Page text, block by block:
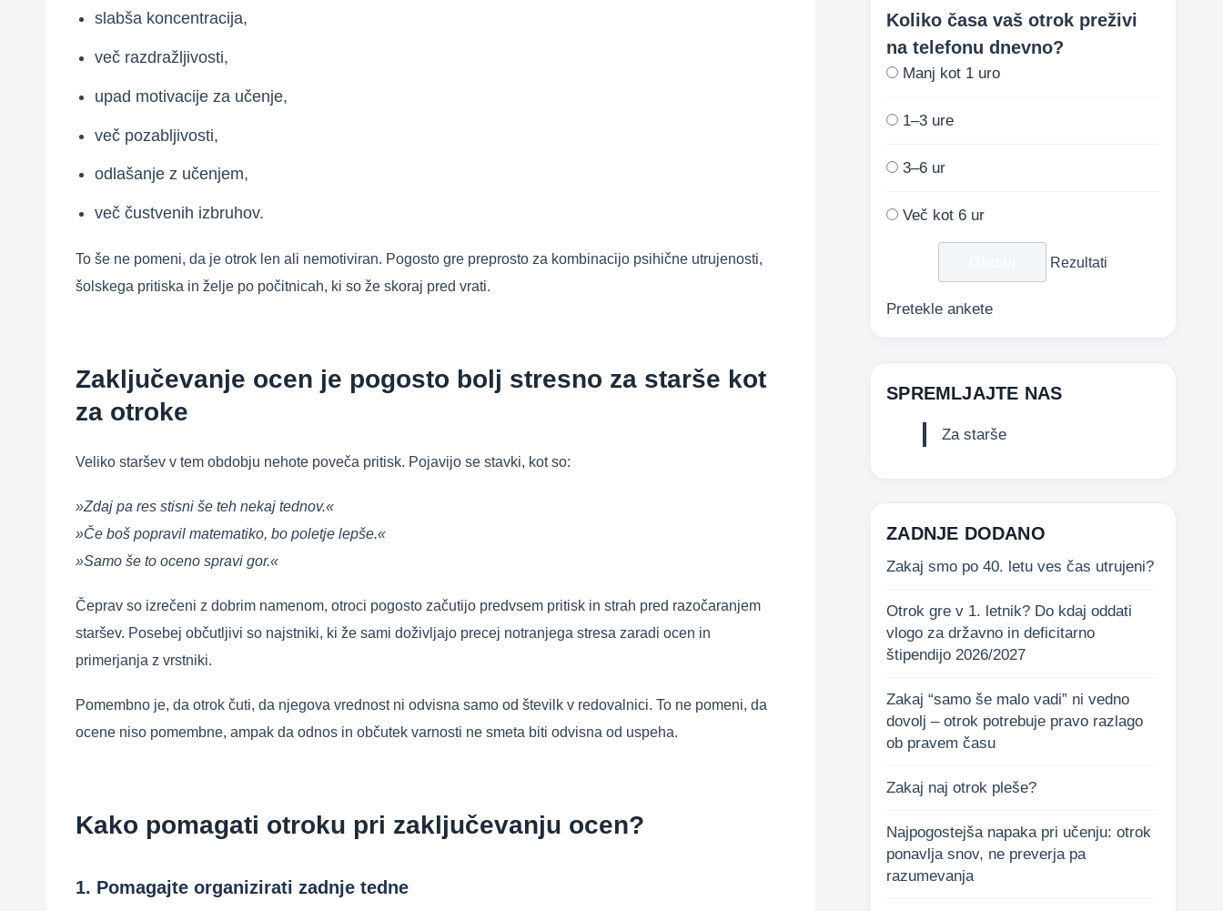
slabša koncentracija,
več razdražljivosti,
upad motivacije za učenje,
več pozabljivosti,
odlašanje z učenjem,
več čustvenih izbruhov.
To še ne pomeni, da je otrok len ali nemotiviran. Pogosto gre preprosto za kombinacijo psihične utrujenosti,
šolskega pritiska in želje po počitnicah, ki so že skoraj pred vrati.
Zaključevanje ocen je pogosto bolj stresno za starše kot
za otroke
Veliko staršev v tem obdobju nehote poveča pritisk. Pojavijo se stavki, kot so:
»Zdaj pa res stisni še teh nekaj tednov.«
»Če boš popravil matematiko, bo poletje lepše.«
»Samo še to oceno spravi gor.«
Čeprav so izrečeni z dobrim namenom, otroci pogosto začutijo predvsem pritisk in strah pred razočaranjem
staršev. Posebej občutljivi so najstniki, ki že sami doživljajo precej notranjega stresa zaradi ocen in
primerjanja z vrstniki.
Pomembno je, da otrok čuti, da njegova vrednost ni odvisna samo od številk v redovalnici. To ne pomeni, da
ocene niso pomembne, ampak da odnos in občutek varnosti ne smeta biti odvisna od uspeha.
Kako pomagati otroku pri zaključevanju ocen?
1. Pomagajte organizirati zadnje tedne
Koliko časa vaš otrok preživi
na telefonu dnevno?
Manj kot 1 uro
1–3 ure
3–6 ur
Več kot 6 ur
Rezultati
Pretekle ankete
SPREMLJAJTE NAS
Za starše
ZADNJE DODANO
Zakaj smo po 40. letu ves čas utrujeni?
Otrok gre v 1. letnik? Do kdaj oddati
vlogo za državno in deficitarno
štipendijo 2026/2027
Zakaj “samo še malo vadi” ni vedno
dovolj – otrok potrebuje pravo razlago
ob pravem času
Zakaj naj otrok pleše?
Najpogostejša napaka pri učenju: otrok
ponavlja snov, ne preverja pa
razumevanja